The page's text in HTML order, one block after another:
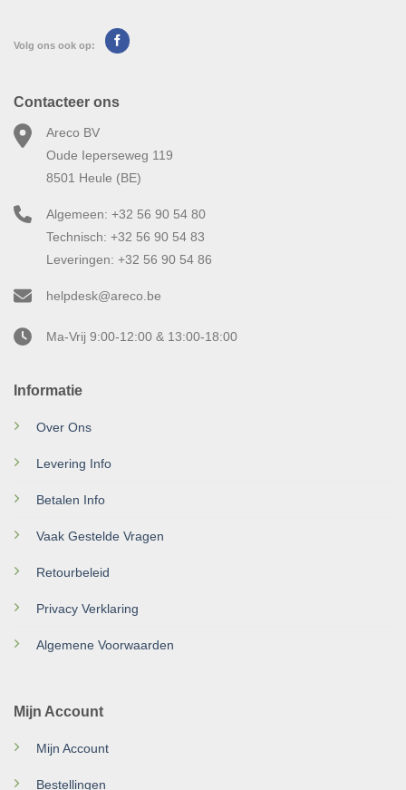
Volg ons ook op:
Informatie
Over Ons
Levering Info
Betalen Info
Vaak Gestelde Vragen
Retourbeleid
Privacy Verklaring
Algemene Voorwaarden
Mijn Account
Mijn Account
Bestellingen
Contacteer ons
Areco BV
Oude Ieperseweg 119
8501 Heule (BE)
Algemeen: +32 56 90 54 80
Technisch: +32 56 90 54 83
Leveringen: +32 56 90 54 86
helpdesk@areco.be
Ma-Vrij 9:00-12:00 & 13:00-18:00